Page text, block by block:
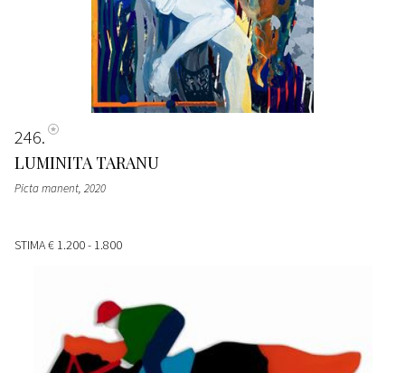
246
LUMINITA TARANU
Picta manent, 2020
STIMA€ 1.200 - 1.800